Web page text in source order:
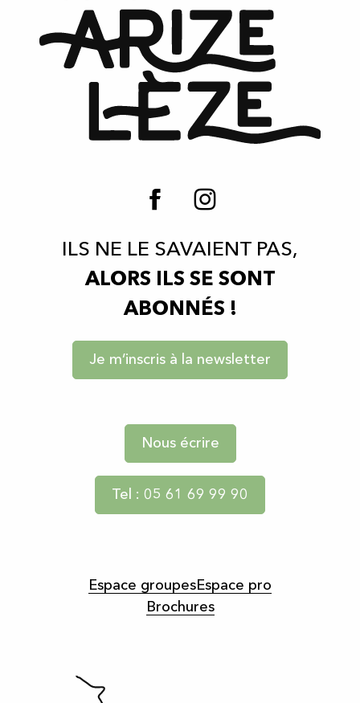
ILS NE LE SAVAIENT PAS,
ALORS ILS SE SONT
ABONNÉS !
Je m’inscris à la newsletter
Nous écrire
Tel : 05 61 69 99 90
Espace groupesEspace pro
Brochures